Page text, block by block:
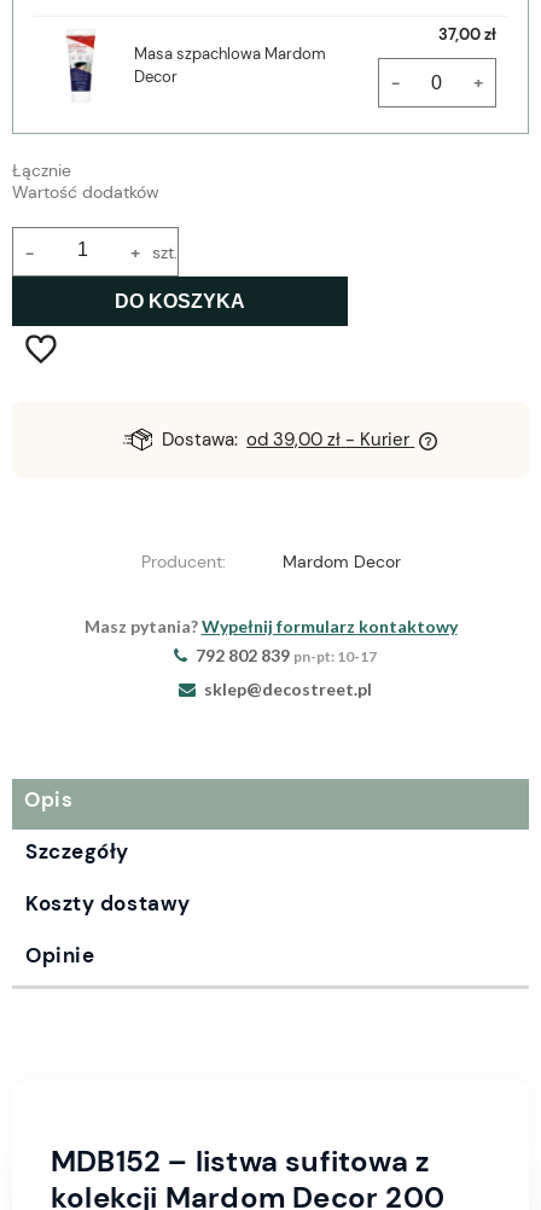
Masa szpachlowa Mardom
Decor
37,00 zł
- +
Łącznie
Wartość dodatków
+
- szt.
DO KOSZYKA
Dostawa: od 39,00 zł - Kurier
Producent: Mardom Decor
Masz pytania?Wypełnij formularz kontaktowy
792 802 839 pn-pt: 10-17
sklep@decostreet.pl
Opis
Szczegóły
Koszty dostawy
Opinie
MDB152 – listwa sufitowa z
kolekcji Mardom Decor 200